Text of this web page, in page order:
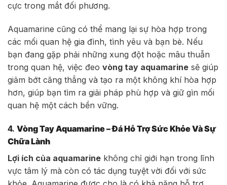
cực trong mắt đối phương.
Aquamarine cũng có thể mang lại sự hòa hợp trong
các mối quan hệ gia đình, tình yêu và bạn bè. Nếu
bạn đang gặp phải những xung đột hoặc mâu thuẫn
trong quan hệ, việc đeo vòng tay aquamarine sẽ giúp
giảm bớt căng thẳng và tạo ra một không khí hòa hợp
hơn, giúp bạn tìm ra giải pháp phù hợp và giữ gìn mối
quan hệ một cách bền vững.
4. Vòng Tay Aquamarine – Đá Hỗ Trợ Sức Khỏe Và Sự
Chữa Lành
Lợi ích của aquamarine không chỉ giới hạn trong lĩnh
vực tâm lý mà còn có tác dụng tuyệt vời đối với sức